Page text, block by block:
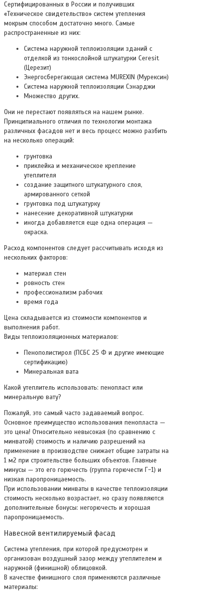
Сертифицированных в России и получивших
«Техническое свидетельство» систем утепления
мокрым способом достаточно много. Самые
распространенные из них:
Система наружной теплоизоляции зданий с
отделкой из тонкослойной штукатурки Ceresit
(Церезит)
Энергосберегающая система MUREXIN (Мурексин)
Система наружной теплоизоляции Сэнарджи
Множество других.
Они не перестают появляться на нашем рынке.
Принципиального отличия по технологии монтажа
различных фасадов нет и весь процесс можно разбить
на несколько операций:
грунтовка
приклейка и механическое крепление
утеплителя
создание защитного штукатурного слоя,
армированного сеткой
грунтовка под штукатурку
нанесение декоративной штукатурки
иногда добавляется еще одна операция —
окраска.
Расход компонентов следует рассчитывать исходя из
нескольких факторов:
материал стен
ровность стен
профессионализм рабочих
время года
Цена складывается из стоимости компонентов и
выполнения работ.
Виды теплоизоляционных материалов:
Пенополистирол (ПСБС 25 Ф и другие имеющие
сертификацию)
Минеральная вата
Какой утеплитель использовать: пенопласт или
минеральную вату?
Пожалуй, это самый часто задаваемый вопрос.
Основное преимущество использования пенопласта —
это цена! Относительно невысокая (по сравнению с
минватой) стоимость и наличию разрешений на
применение в производстве снижает общие затраты на
1 м2 при строительстве больших объектов. Главные
минусы — это его горючесть (группа горючести Г-1) и
низкая паропроницаемость.
При использовании минваты в качестве теплоизоляции
стоимость несколько возрастает, но сразу появляются
дополнительные бонусы: негорючесть и хорошая
паропроницаемость.
Навесной вентилируемый фасад
Система утепления, при которой предусмотрен и
организован воздушный зазор между утеплителем и
наружной (финишной) облицовкой.
В качестве финишного слоя применяются различные
материалы: